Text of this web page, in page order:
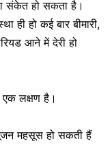
संकेत हो सकता है।
ही हो कई बार बीमारी,
आने में देरी हो
एक लक्षण है।
महसूस हो सकती हैं